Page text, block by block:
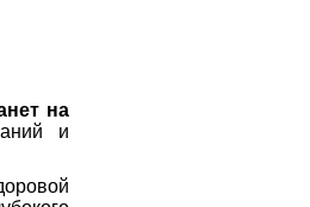
на
и